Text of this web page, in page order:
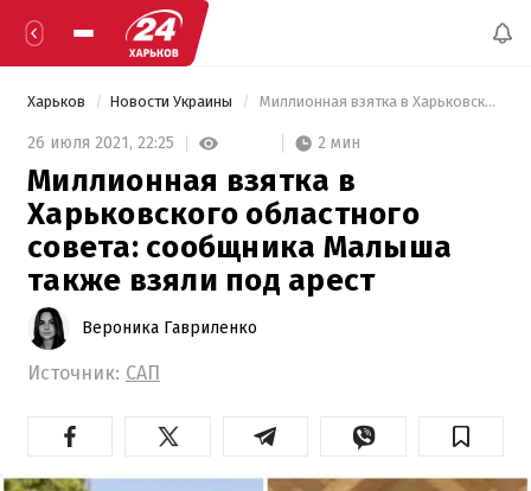
Харьков Новости Украины Миллионная взятка в Харьковского областного совета: сообщника Малыша также взяли под арест
26 июля 2021, 22:25 2 мин
Миллионная взятка в
Харьковского областного
совета: сообщника Малыша
также взяли под арест
Вероника Гавриленко
Источник: САП